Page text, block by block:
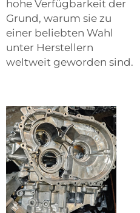
hohe Verfügbarkeit der
Grund, warum sie zu
einer beliebten Wahl
unter Herstellern
weltweit geworden sind.